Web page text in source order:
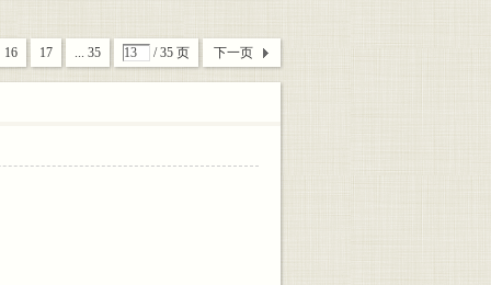
16 17 ... 35 / 35 页 下一页